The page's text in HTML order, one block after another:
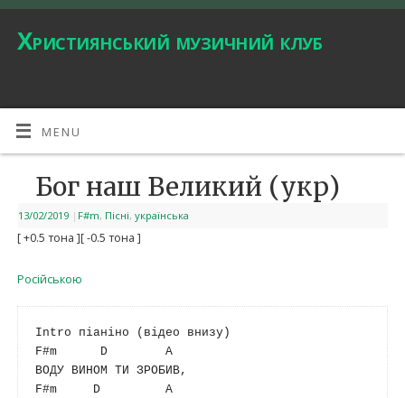
Християнський музичний клуб
MENU
Бог наш Великий (укр)
13/02/2019 | F#m, Пісні, українська
[ +0.5 тона ][ -0.5 тона ]
Російською
F#m
D
A
F#m
D
A